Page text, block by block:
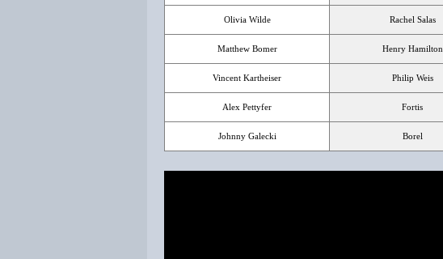
Olivia Wilde Rachel Salas
Matthew Bomer Henry Hamilton
Vincent Kartheiser Philip Weis
Alex Pettyfer Fortis
Johnny Galecki Borel